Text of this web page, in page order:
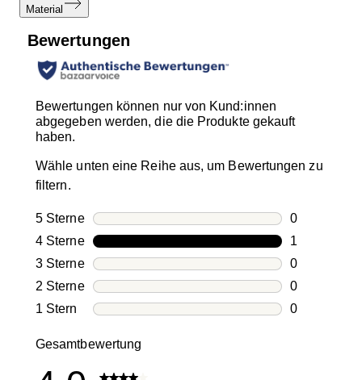
Material
Bewertungen
Bewertungen können nur von Kund:innen
abgegeben werden, die die Produkte gekauft
haben.
Wähle unten eine Reihe aus, um Bewertungen zu
filtern.
5 SterneSterne
0
0
4 SterneSterne
1
1
3 SterneSterne
0
0
2 SterneSterne
0
0
1 Stern Sterne
0
Gesamtbewertung